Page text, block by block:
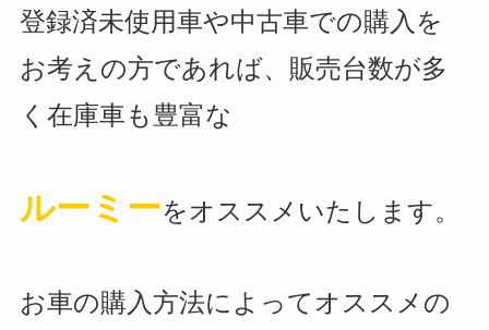
登録済未使用車や中古車での購入を
お考えの方であれば、販売台数が多
く在庫車も豊富な
ルーミーをオススメいたします。
お車の購入方法によってオススメの